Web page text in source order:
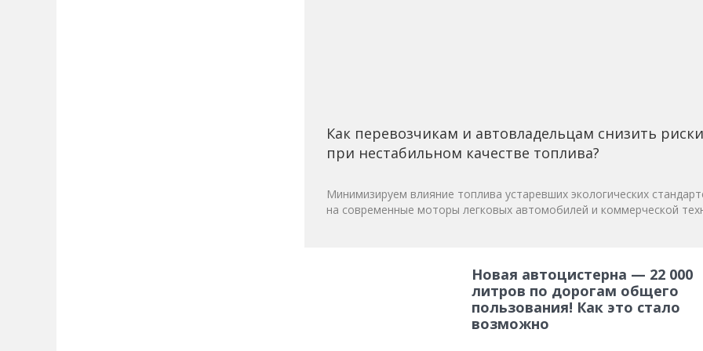
Как перевозчикам и автовладельцам снизить риски
при нестабильном качестве топлива?
Минимизируем влияние топлива устаревших экологических
на современные моторы легковых автомобилей и коммерческой
Новая автоцистерна — 22 000
литров по дорогам общего
пользования! Как это стало
возможно